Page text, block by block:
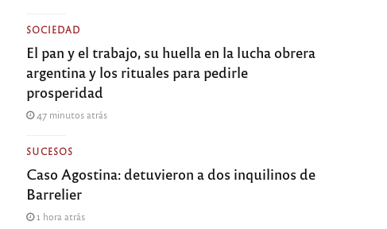
SOCIEDAD
El pan y el trabajo, su huella en la lucha obrera
argentina y los rituales para pedirle
prosperidad
47 minutos atrás
SUCESOS
Caso Agostina: detuvieron a dos inquilinos de
Barrelier
1 hora atrás